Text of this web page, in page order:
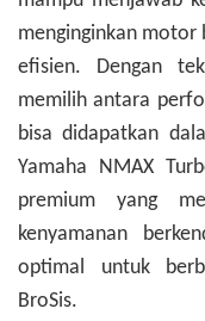
menginginkan motor
efisien. Dengan
memilih antara
bisa didapatkan
Yamaha NMAX
premium yang
kenyamanan
optimal untuk
BroSis.